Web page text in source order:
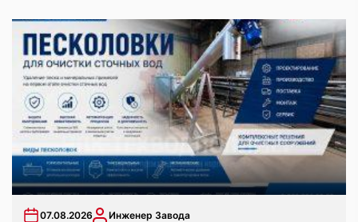
07.08.2026 Инженер Завода